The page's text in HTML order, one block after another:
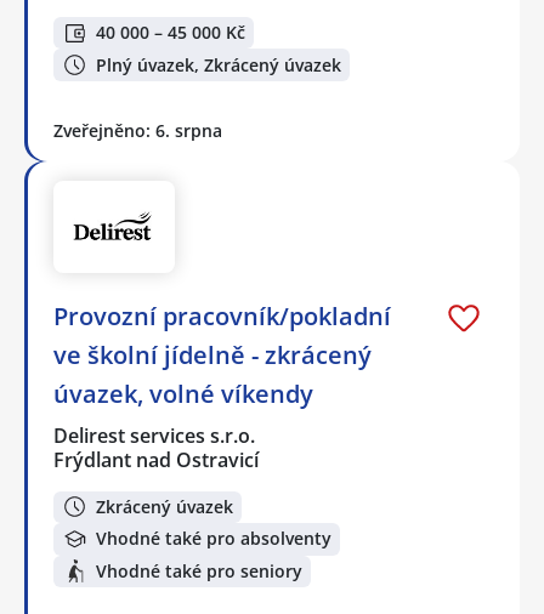
40 000 – 45 000 Kč
Plný úvazek, Zkrácený úvazek
Zveřejněno: 6. srpna
Provozní pracovník/pokladní
ve školní jídelně - zkrácený
úvazek, volné víkendy
Delirest services s.r.o.
Frýdlant nad Ostravicí
Zkrácený úvazek
Vhodné také pro absolventy
Vhodné také pro seniory